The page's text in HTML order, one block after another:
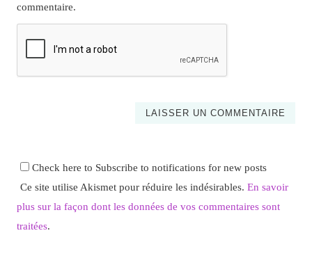
commentaire.
Check here to Subscribe to notifications for new posts
Ce site utilise Akismet pour réduire les indésirables. En savoir
plus sur la façon dont les données de vos commentaires sont
traitées.